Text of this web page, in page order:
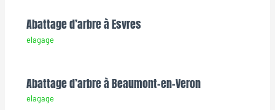
Abattage d’arbre à Esvres
elagage
Abattage d’arbre à Beaumont-en-Veron
elagage